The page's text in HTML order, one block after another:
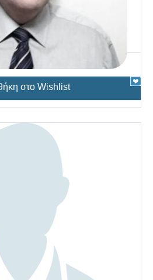
Κωνσταντίνος
Παθολογία
στο Wishlist